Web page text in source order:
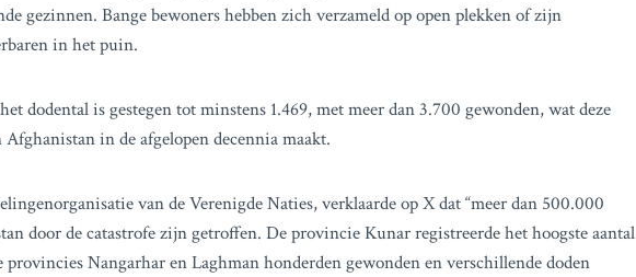
gezinnen. Bange bewoners hebben zich verzameld op open plekken of zijn
in het puin.
dodental is gestegen tot minstens 1.469, met meer dan 3.700 gewonden, wat deze
in de afgelopen decennia maakt.
van de Verenigde Naties, verklaarde op X dat “meer dan 500.000
door de catastrofe zijn getroffen. De provincie Kunar registreerde het hoogste aantal
Nangarhar en Laghman honderden gewonden en verschillende doden